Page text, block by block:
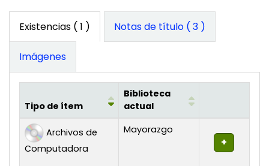
Existencias ( 1 ) Notas de título ( 3 )
Imágenes
Existencias
Tipo de ítem
Biblioteca
actual
Archivos de
Computadora
Mayorazgo